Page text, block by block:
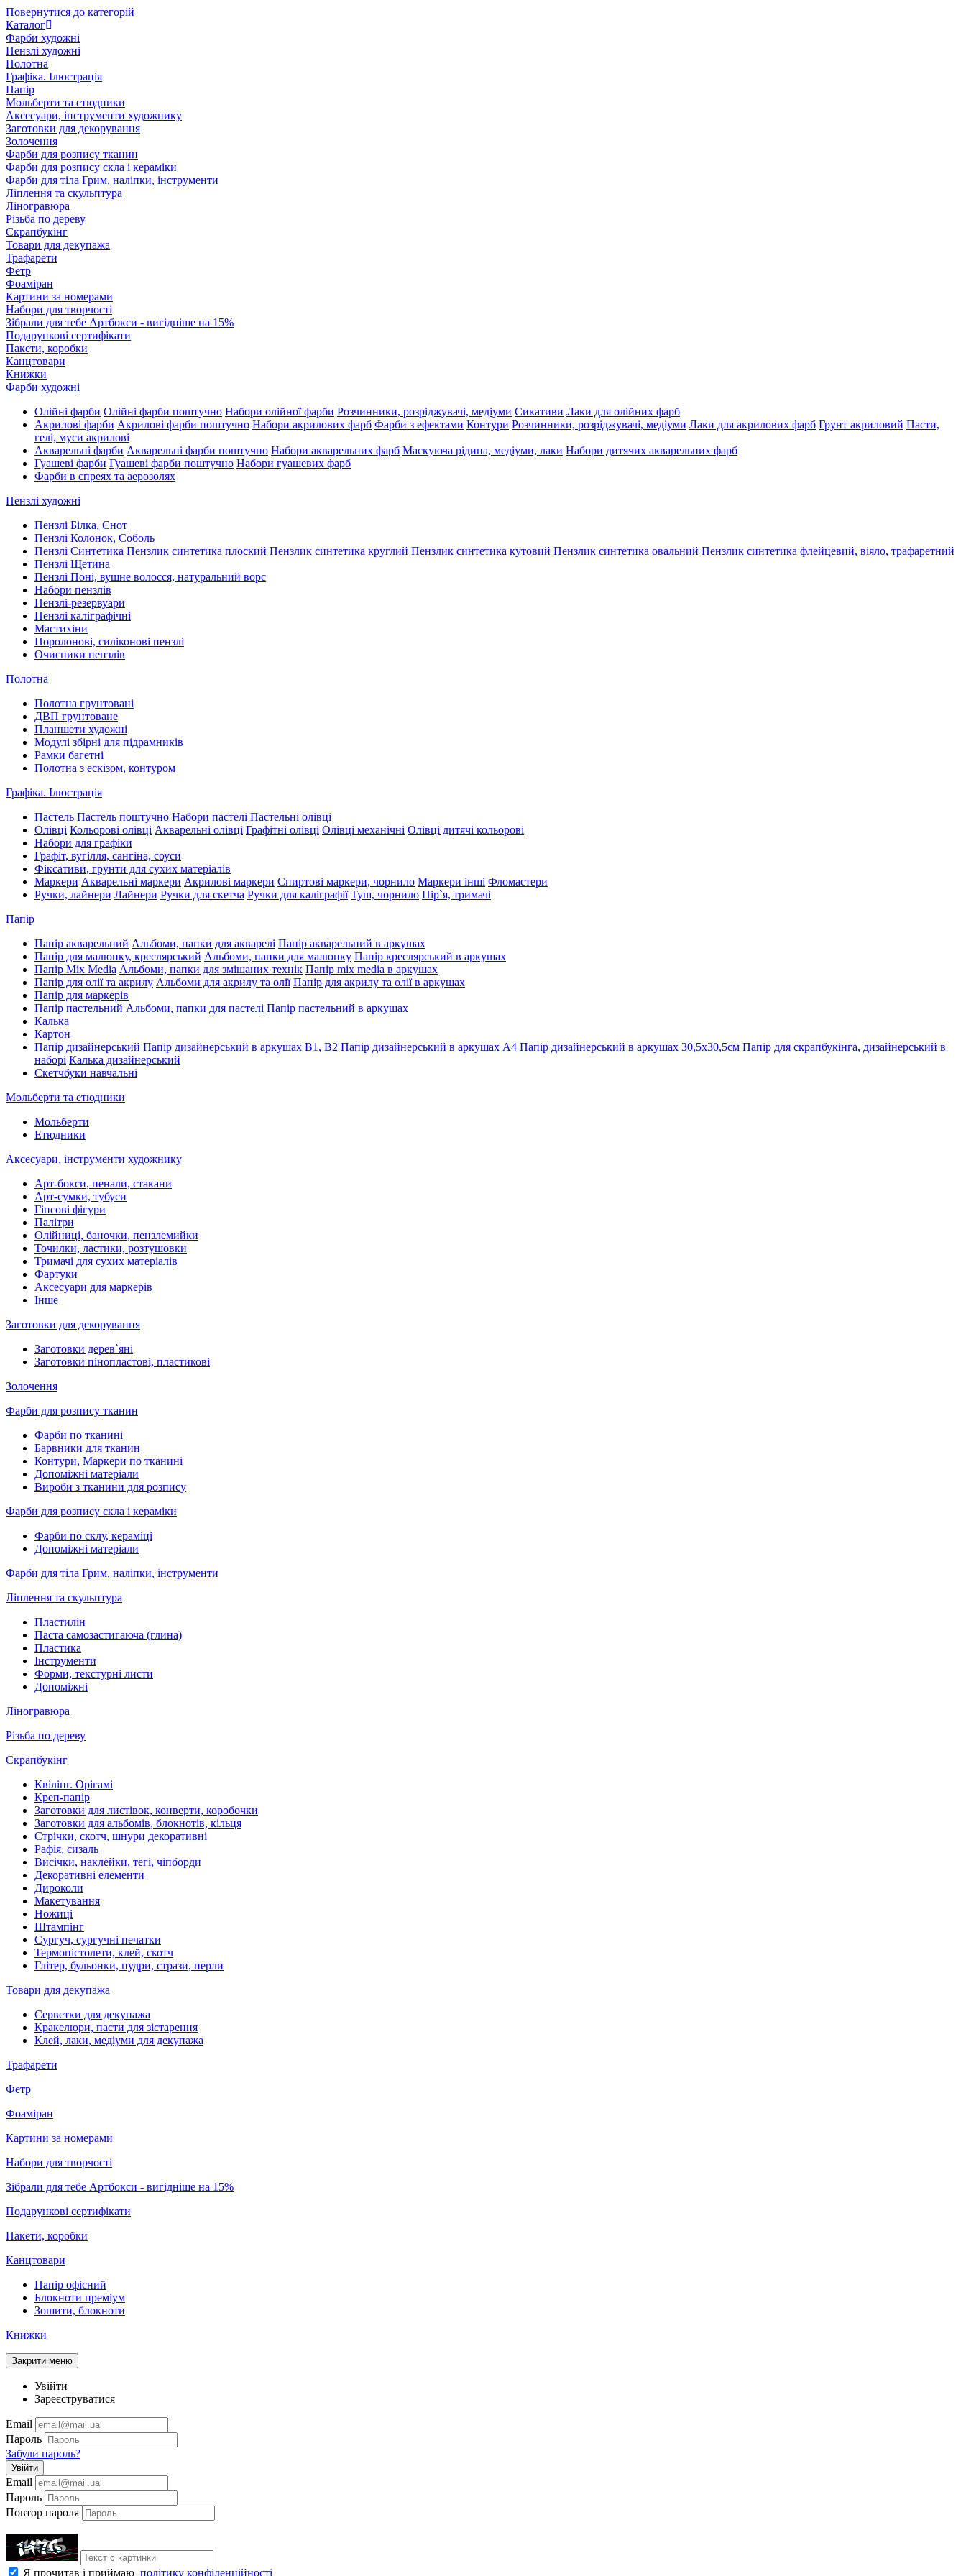
Повернутися до категорій
Каталог
Фарби художні
Пензлі художні
Полотна
Графіка. Ілюстрація
Папір
Мольберти та етюдники
Аксесуари, інструменти художнику
Заготовки для декорування
Золочення
Фарби для розпису тканин
Фарби для розпису скла і кераміки
Фарби для тіла Грим, наліпки, інструменти
Ліплення та скульптура
Ліногравюра
Різьба по дереву
Скрапбукінг
Товари для декупажа
Трафарети
Фетр
Фоаміран
Картини за номерами
Набори для творчості
Зібрали для тебе Артбокси - вигідніше на 15%
Подарункові сертифікати
Пакети, коробки
Канцтовари
Книжки
Фарби художні
Олійні фарби Олійні фарби поштучно Набори олійної фарби Розчинники, розріджувачі, медіуми Сикативи Лаки для олійних фарб
Акрилові фарби Акрилові фарби поштучно Набори акрилових фарб Фарби з ефектами Контури Розчинники, розріджувачі, медіуми Лаки для акрилових фарб Грунт акриловий Пасти,
гелі, муси акрилові
Акварельні фарби Акварельні фарби поштучно Набори акварельних фарб Маскуюча рідина, медіуми, лаки Набори дитячих акварельних фарб
Гуашеві фарби Гуашеві фарби поштучно Набори гуашевих фарб
Фарби в спреях та аерозолях
Пензлі художні
Пензлі Білка, Єнот
Пензлі Колонок, Соболь
Пензлі Синтетика Пензлик синтетика плоский Пензлик синтетика круглий Пензлик синтетика кутовий Пензлик синтетика овальний Пензлик синтетика флейцевий, віяло, трафаретний
Пензлі Щетина
Пензлі Поні, вушне волосся, натуральний ворс
Набори пензлів
Пензлі-резервуари
Пензлі каліграфічні
Мастихіни
Поролонові, силіконові пензлі
Очисники пензлів
Полотна
Полотна грунтовані
ДВП грунтоване
Планшети художні
Модулі збірні для підрамників
Рамки багетні
Полотна з ескізом, контуром
Графіка. Ілюстрація
Пастель Пастель поштучно Набори пастелі Пастельні олівці
Олівці Кольорові олівці Акварельні олівці Графітні олівці Олівці механічні Олівці дитячі кольорові
Набори для графіки
Графіт, вугілля, сангіна, соуси
Фіксативи, грунти для сухих матеріалів
Маркери Акварельні маркери Акрилові маркери Спиртові маркери, чорнило Маркери інші Фломастери
Ручки, лайнери Лайнери Ручки для скетча Ручки для каліграфії Туш, чорнило Пір`я, тримачі
Папір
Папір акварельний Альбоми, папки для акварелі Папір акварельний в аркушах
Папір для малюнку, креслярський Альбоми, папки для малюнку Папір креслярський в аркушах
Папір Mix Media Альбоми, папки для змішаних технік Папір mix media в аркушах
Папір для олії та акрилу Альбоми для акрилу та олії Папір для акрилу та олії в аркушах
Папір для маркерів
Папір пастельний Альбоми, папки для пастелі Папір пастельний в аркушах
Калька
Картон
Папір дизайнерський Папір дизайнерський в аркушах В1, В2 Папір дизайнерський в аркушах А4 Папір дизайнерський в аркушах 30,5х30,5см Папір для скрапбукінга, дизайнерський в
наборі Калька дизайнерський
Скетчбуки навчальні
Мольберти та етюдники
Мольберти
Етюдники
Аксесуари, інструменти художнику
Арт-бокси, пенали, стакани
Арт-сумки, тубуси
Гіпсові фігури
Палітри
Олійниці, баночки, пензлемийки
Точилки, ластики, розтушовки
Тримачі для сухих матеріалів
Фартуки
Аксесуари для маркерів
Інше
Заготовки для декорування
Заготовки дерев`яні
Заготовки пінопластові, пластикові
Золочення
Фарби для розпису тканин
Фарби по тканині
Барвники для тканин
Контури, Маркери по тканині
Допоміжні матеріали
Вироби з тканини для розпису
Фарби для розпису скла і кераміки
Фарби по склу, кераміці
Допоміжні матеріали
Фарби для тіла Грим, наліпки, інструменти
Ліплення та скульптура
Пластилін
Паста самозастигаюча (глина)
Пластика
Інструменти
Форми, текстурні листи
Допоміжні
Ліногравюра
Різьба по дереву
Скрапбукінг
Квілінг. Орігамі
Креп-папір
Заготовки для листівок, конверти, коробочки
Заготовки для альбомів, блокнотів, кільця
Стрічки, скотч, шнури декоративні
Рафія, сизаль
Висічки, наклейки, тегі, чіпборди
Декоративні елементи
Дироколи
Макетування
Ножиці
Штампінг
Сургуч, сургучні печатки
Термопістолети, клей, скотч
Глітер, бульонки, пудри, стрази, перли
Товари для декупажа
Серветки для декупажа
Кракелюри, пасти для зістарення
Клей, лаки, медіуми для декупажа
Трафарети
Фетр
Фоаміран
Картини за номерами
Набори для творчості
Зібрали для тебе Артбокси - вигідніше на 15%
Подарункові сертифікати
Пакети, коробки
Канцтовари
Папір офісний
Блокноти преміум
Зошити, блокноти
Книжки
Закрити меню
Увійти
Зареєструватися
Email
Пароль
Забули пароль?
Увійти
Email
Пароль
Повтор пароля
Я прочитав і приймаю політику конфіденційності